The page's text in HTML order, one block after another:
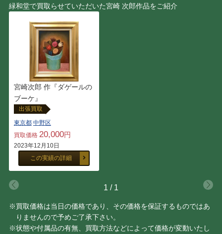
レンブラント・ファン・レ
野間 仁根
平田 ゆたか
井上 圭史
古畑 雅規
坂本 繁二郎
緑和堂で買取らせていただいた宮崎 次郎作品をご紹介
宮崎次郎 作『ダゲールの
ブーケ』
出張買取
東京都 中野区
買取価格 20,000円
2023年12月10日
この実績の詳細
1 / 1
※買取価格は当日の価格であり、その価格を保証するものではあ
りませんので予めご了承下さい。
※状態や付属品の有無、買取方法などによって価格が変動いたし